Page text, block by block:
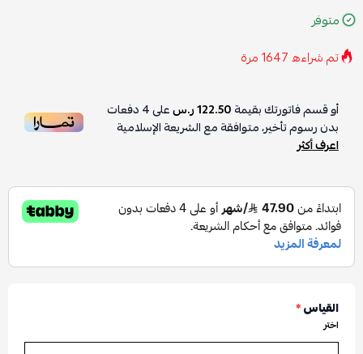
متوفر
تم شراءه1647مرة
أو قسم فاتورتك بقيمة122.50 ر.س على4دفعات
بدون رسوم تأخير، متوافقة مع الشريعة الإسلامية
اعرف أكثر
القياس*
اختر